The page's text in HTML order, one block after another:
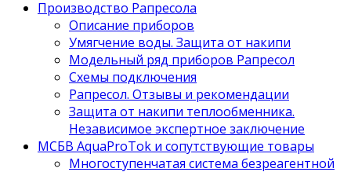
Производство Рапресола
Описание приборов
Умягчение воды. Защита от накипи
Модельный ряд приборов Рапресол
Схемы подключения
Рапресол. Отзывы и рекомендации
Защита от накипи теплообменника.
Независимое экспертное заключение
МСБВ AquaProTok и сопутствующие товары
Многоступенчатая система безреагентной